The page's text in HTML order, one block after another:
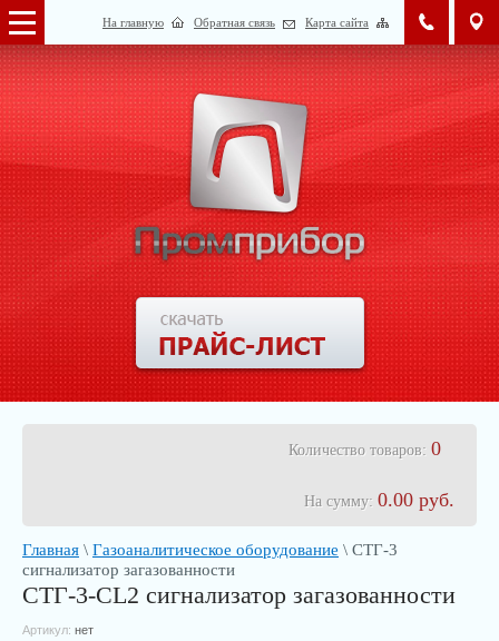
На главную Обратная связь Карта сайта
Количество товаров: 0
На сумму: 0.00 руб.
Главная \ Газоаналитическое оборудование \ СТГ-3
сигнализатор загазованности
СТГ-3-СL2 сигнализатор загазованности
Артикул: нет